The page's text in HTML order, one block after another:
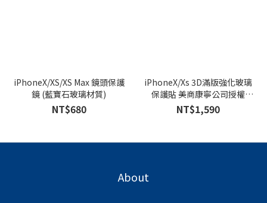
iPhoneX/XS/XS Max 鏡頭保護
鏡 (藍寶石玻璃材質)
NT$680
iPhoneX/Xs 3D滿版強化玻璃
保護貼 美商康寧公司授權
(AG2bC)
NT$1,590
About